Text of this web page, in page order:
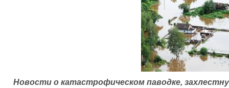
Новости о катастрофическом паводке,